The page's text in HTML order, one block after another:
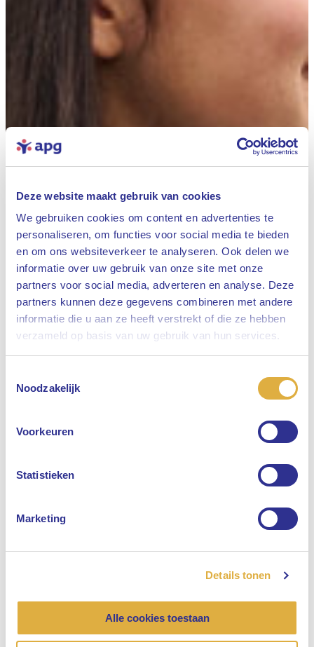
Deze website maakt gebruik van cookies
We gebruiken cookies om content en advertenties te
personaliseren, om functies voor social media te bieden
en om ons websiteverkeer te analyseren. Ook delen we
informatie over uw gebruik van onze site met onze
partners voor social media, adverteren en analyse. Deze
partners kunnen deze gegevens combineren met andere
informatie die u aan ze heeft verstrekt of die ze hebben
verzameld op basis van uw gebruik van hun services.
Noodzakelijk
Voorkeuren
Statistieken
Marketing
Details tonen
Alle cookies toestaan
Sluiten